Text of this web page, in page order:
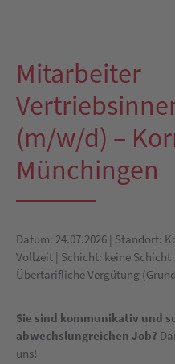
Mitarbeiter
(m/w/d) –
Münchingen
Datum: 24.07.2026 | Standort:
Vollzeit | Schicht: keine Schicht
Übertarifliche Vergütung
Sie sind kommunikativ und
abwechslungreichen Job?
uns!